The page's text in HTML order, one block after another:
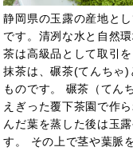
静岡県の玉露の産地と
です。清冽な水と自然
茶は高級品として取引を
抹茶は、碾茶(てんちゃ
ものです。 碾茶（てん
えぎった覆下茶園で作
んだ葉を蒸した後は玉
す。 その上で茎や葉脈